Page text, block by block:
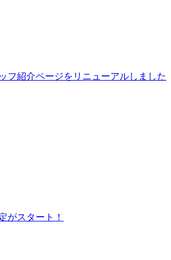
フ紹介ページをリニューアルしました
がスタート！